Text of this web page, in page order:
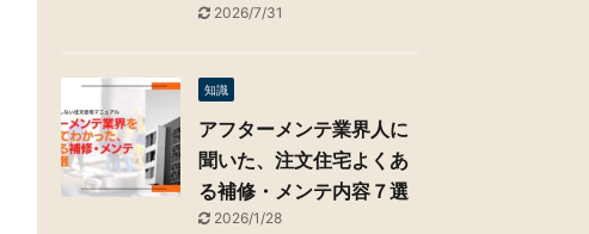
2026/7/31
知識
アフターメンテ業界人に
聞いた、注文住宅よくあ
る補修・メンテ内容７選
2026/1/28